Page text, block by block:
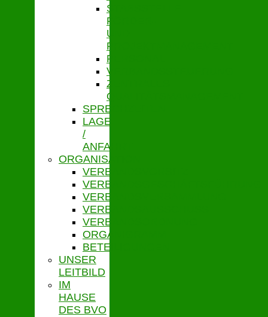
STABSSTELLE
FÖRDER-
UND
PROJEKTMANAGEMENT
PERSONAL
VERBANDSSTEUERUNG
ZENTRALES
QUALITÄTSMANAGEMENT
SPRECHZEITEN
LAGE
/
ANFAHRT
ORGANISATION
VERBANDSVORSITZ
VERBANDSGESCHÄFTSFÜHRUNG
VERBANDSVERSAMMLUNG
VERBANDSAUSSCHUSS
VERBANDSORDNUNG
ORGANIGRAMM
BETEILIGUNGEN
UNSER
LEITBILD
IM
HAUSE
DES BVO